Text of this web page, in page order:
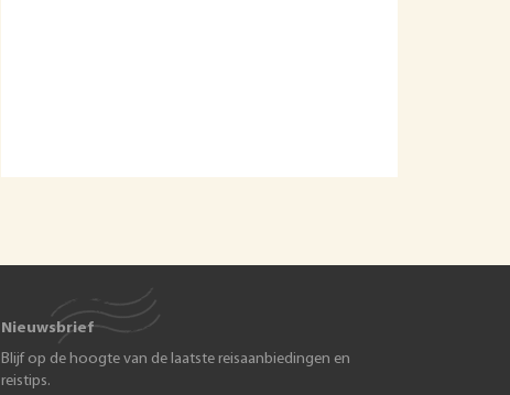
Nieuwsbrief
Blijf op de hoogte van de laatste reisaanbiedingen en
reistips.